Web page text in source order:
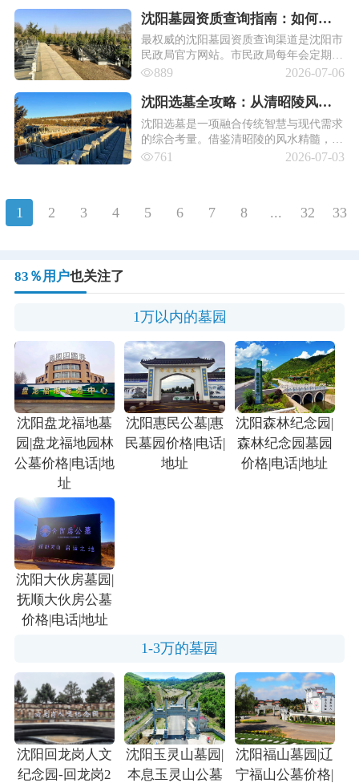
沈阳墓园资质查询指南：如何辨
别正规墓园与非法墓园！
最权威的沈阳墓园资质查询渠道是沈阳市
民政局官方网站。市民政局每年会定期更
新全市合法经营性公墓名单，截至 2026
营性公墓仅有 21 家。
889 2026-07-06
沈阳选墓全攻略：从清昭陵风水
布局看现代公墓选址5大要素！
沈阳选墓是一项融合传统智慧与现代需求
的综合考量。借鉴清昭陵的风水精髓，结
合实地环境、交通便利性及服务品质，才
761 2026-07-03
1 2 3 4 5 6 7 8 ... 32 33
83％用户也关注了
1万以内的墓园
沈阳盘龙福地墓
园|盘龙福地园林
公墓价格|电话|地
址
沈阳惠民公墓|惠
民墓园价格|电话|
地址
沈阳森林纪念园|
森林纪念园墓园
价格|电话|地址
沈阳大伙房墓园|
抚顺大伙房公墓
价格|电话|地址
1-3万的墓园
沈阳回龙岗人文
纪念园-回龙岗2
沈阳玉灵山墓园|
本息玉灵山公墓
沈阳福山墓园|辽
宁福山公墓价格|